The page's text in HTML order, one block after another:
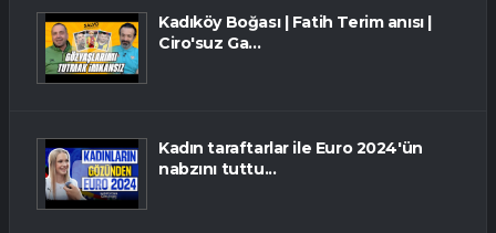
Kadıköy Boğası | Fatih Terim anısı |
Ciro'suz Ga...
Kadın taraftarlar ile Euro 2024'ün
nabzını tuttu...